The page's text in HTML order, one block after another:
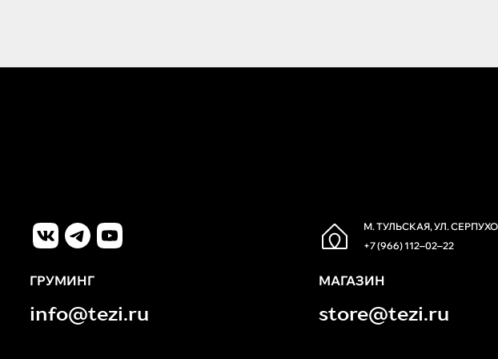
М. ТУЛЬСКАЯ, УЛ.
+7 (966) 112‒02‒22
ГРУМИНГ
info@tezi.ru
МАГАЗИН
store@tezi.ru